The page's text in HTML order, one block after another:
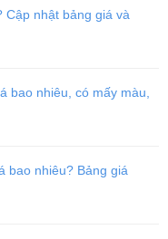
/ 11 Pro / 11 Pro Max
Cập nhật bảng giá và
bao nhiêu, có mấy màu,
bao nhiêu? Bảng giá